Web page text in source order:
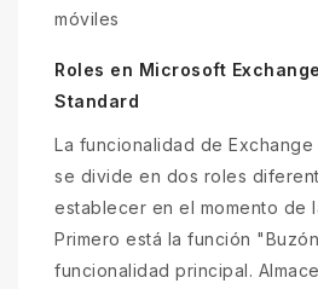
móviles
Roles en Microsoft
Standard
La funcionalidad de Exchange
se divide en dos roles
establecer en el momento de
Primero está la función
funcionalidad principal.